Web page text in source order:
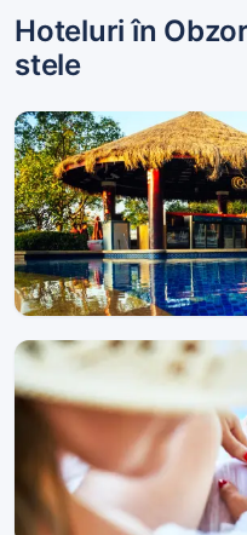
Hoteluri în
stele
Hoteluri de 5
1 proprietate